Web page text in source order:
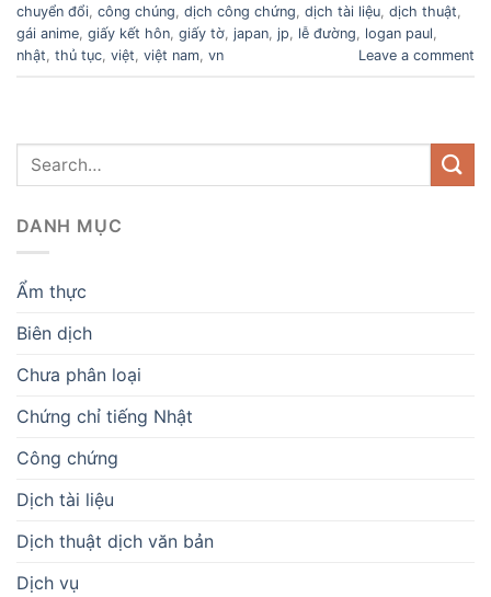
chuyển đổi, công chúng, dịch công chứng, dịch tài liệu, dịch thuật,
gái anime, giấy kết hôn, giấy tờ, japan, jp, lễ đường, logan paul,
nhật, thủ tục, việt, việt nam, vn Leave a comment
DANH MỤC
Ẩm thực
Biên dịch
Chưa phân loại
Chứng chỉ tiếng Nhật
Công chứng
Dịch tài liệu
Dịch thuật dịch văn bản
Dịch vụ